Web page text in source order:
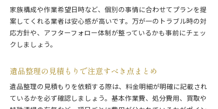
家族構成や作業希望日時など、個別の事情に合わせてプランを提
案してくれる業者は安心感が高いです。万が一のトラブル時の対
応方針や、アフターフォロー体制が整っているかも事前にチェッ
クしましょう。
遺品整理の見積もりで注意すべき点まとめ
遺品整理の見積もりを依頼する際は、料金明細が明確に記載され
ているかを必ず確認しましょう。基本作業費、処分費用、買取や